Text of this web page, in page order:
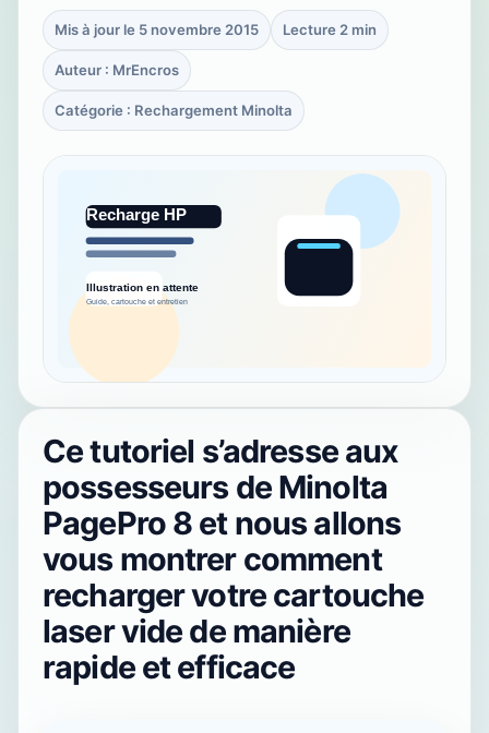
Mis à jour le 5 novembre 2015 Lecture 2 min
Auteur : MrEncros
Catégorie : Rechargement Minolta
Ce tutoriel s’adresse aux
possesseurs de Minolta
PagePro 8 et nous allons
vous montrer comment
recharger votre cartouche
laser vide de manière
rapide et efficace